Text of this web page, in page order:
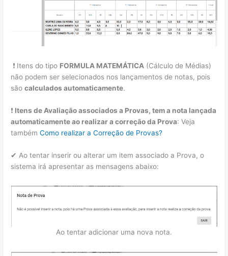
❗ Itens do tipo FORMULA MATEMÁTICA (Cálculo de Médias)
não podem ser selecionados nos lançamentos de notas, pois
sãocalculados automaticamente.
❗ Itens de Avaliação associados a Provas, tem a nota lançada
automaticamente ao realizar a correção da Prova: Veja
tambémComo realizar a Correção de Provas?
✔ Ao tentar inserir ou alterar um item associado a Prova, o
sistema irá apresentar as mensagens abaixo:
Ao tentar adicionar uma nova nota.